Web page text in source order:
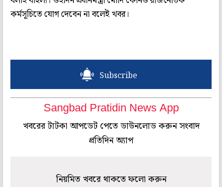
কর্মসূচিতে যোগ দেবেন না বলেই খবর।
Subscribe
Sangbad Pratidin News App
খবরের টাটকা আপডেট পেতে ডাউনলোড করুন সংবাদ
প্রতিদিন অ্যাপ
নিয়মিত খবরে থাকতে ফলো করুন